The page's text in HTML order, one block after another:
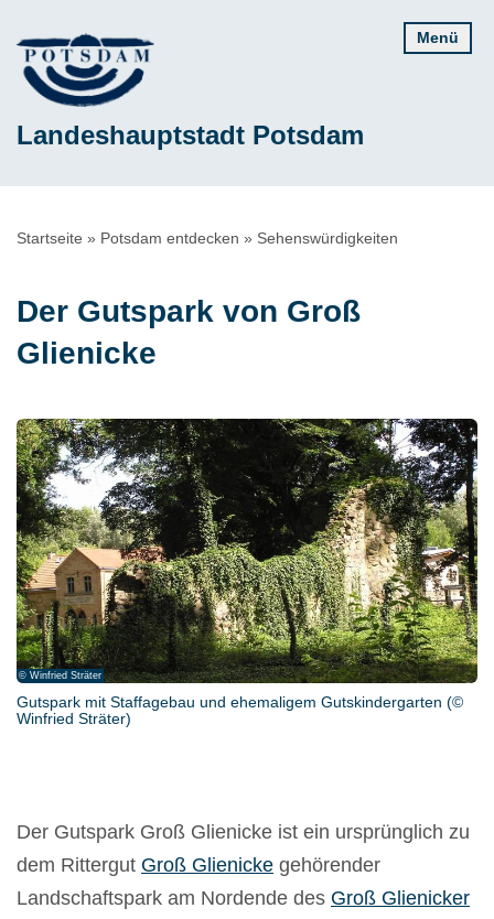
zum
Inhalt
Landeshauptstadt Potsdam
Menü
Pfadnavigation
Startseite Potsdam entdecken Sehenswürdigkeiten
Der Gutspark von Groß
Glienicke
© Winfried Sträter
Gutspark mit Staffagebau und ehemaligem Gutskindergarten (©
Winfried Sträter)
Der Gutspark Groß Glienicke ist ein ursprünglich zu
dem Rittergut Groß Glienicke gehörender
Landschaftspark am Nordende des Groß Glienicker